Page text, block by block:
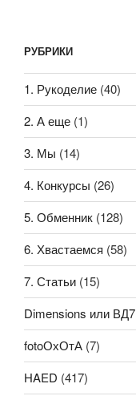
РУБРИКИ
1. Рукоделие (40)
2. А еще (1)
3. Мы (14)
4. Конкурсы (26)
5. Обменник (128)
6. Хвастаемся (58)
7. Статьи (15)
Dimensions или ВД7
fotoОхОтА (7)
HAED (417)